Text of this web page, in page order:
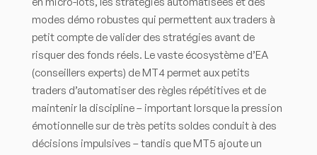
modes démo robustes qui permettent aux traders à
petit compte de valider des stratégies avant de
risquer des fonds réels. Le vaste écosystème d’EA
(conseillers experts) de MT4 permet aux petits
traders d’automatiser des règles répétitives et de
maintenir la discipline – important lorsque la pression
émotionnelle sur de très petits soldes conduit à des
décisions impulsives – tandis que MT5 ajoute un